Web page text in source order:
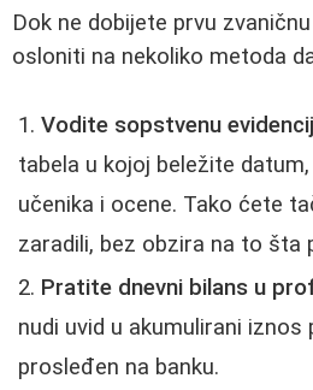
Dok ne dobijete prvu
osloniti na nekoliko metoda
Vodite sopstvenu
tabela u kojoj beležite
učenika i ocene. Tako ćete
zaradili, bez obzira na to šta
Pratite dnevni bilans u
nudi uvid u akumulirani iznos
prosleđen na banku.